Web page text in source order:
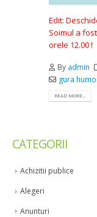
Edit:
Soimul a
orele 12.00 !
By admin
gura
READ MORE...
CATEGORII
Achizitii publice
Alegeri
Anunturi